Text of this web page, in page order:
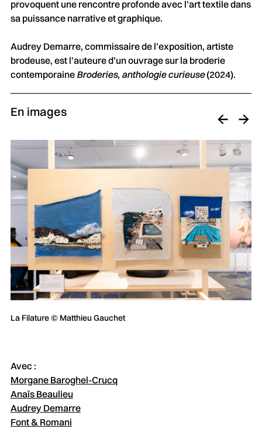
provoquent une rencontre profonde avec l’art textile dans
sa puissance narrative et graphique.
Audrey Demarre, commissaire de l’exposition, artiste
brodeuse, est l’auteure d’un ouvrage sur la broderie
contemporaine Broderies, anthologie curieuse(2024).
En images
La Filature © Matthieu Gauchet
Avec :
Morgane Baroghel-Crucq
Anaïs Beaulieu
Audrey Demarre
Font & Romani